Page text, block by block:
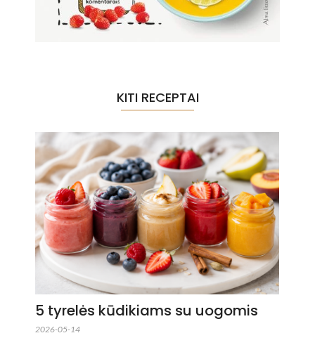
KITI RECEPTAI
5 tyrelės kūdikiams su uogomis
2026-05-14